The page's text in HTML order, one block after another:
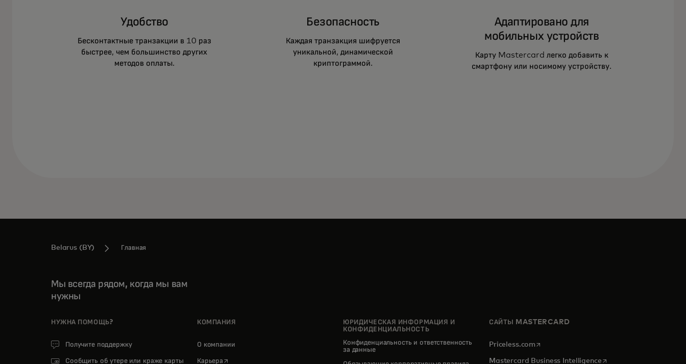
Удобство
Бесконтактные транзакции в 10 раз
быстрее, чем большинство других
методов оплаты.
Безопасность
Каждая транзакция шифруется
уникальной, динамической
криптограммой.
Адаптировано для
мобильных устройств
Карту Mastercard легко добавить к
смартфону или носимому устройству.
Belarus (BY) Главная
Мы всегда рядом, когда мы вам
нужны
НУЖНА ПОМОЩЬ?
Получите поддержку
Сообщить об утере или краже карты
КОМПАНИЯ
О компании
Карьера opens in a new tab
ЮРИДИЧЕСКАЯ ИНФОРМАЦИЯ И
КОНФИДЕНЦИАЛЬНОСТЬ
Конфиденциальность и ответственность
за данные
САЙТЫ MASTERCARD
Priceless.com opens in a new tab
Mastercard Business Intelligenceopens in a new tab